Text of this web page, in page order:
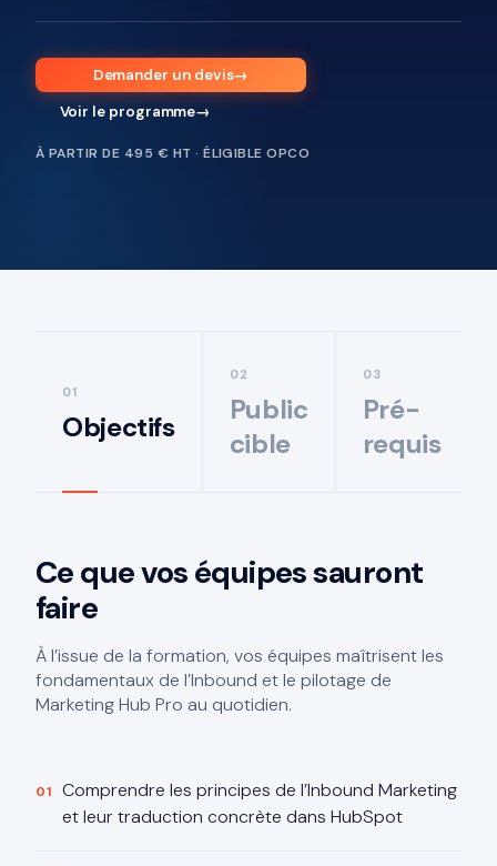
Demander un devis→
Voir le programme→
À PARTIR DE 495 € HT · ÉLIGIBLE OPCO
01
Objectifs
02
Public
cible
03
Pré-
requis
Ce que vos équipes sauront
faire
À l’issue de la formation, vos équipes maîtrisent les
fondamentaux de l’Inbound et le pilotage de
Marketing Hub Pro au quotidien.
Comprendre les principes de l’Inbound Marketing
et leur traduction concrète dans HubSpot